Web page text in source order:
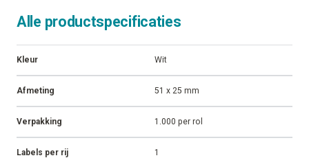
Alle productspecificaties
Kleur Wit
Afmeting 51 x 25 mm
Verpakking 1.000 per rol
Labels per rij 1